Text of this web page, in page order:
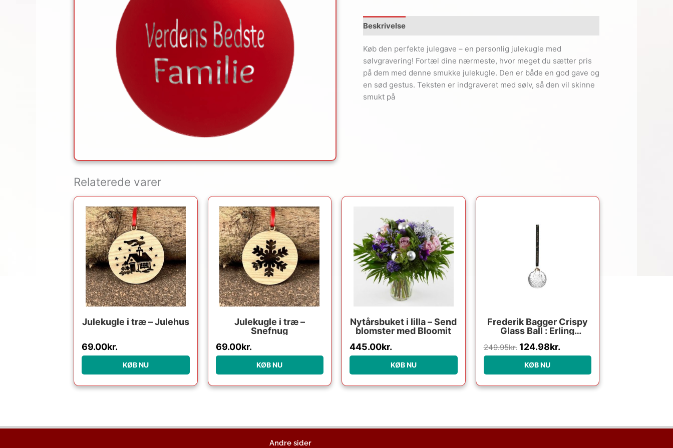
Beskrivelse
Køb den perfekte julegave – en personlig julekugle med
sølvgravering! Fortæl dine nærmeste, hvor meget du sætter pris
på dem med denne smukke julekugle. Den er både en god gave og
en sød gestus. Teksten er indgraveret med sølv, så den vil skinne
smukt på
Relaterede varer
Julekugle i træ – Julehus
69.00kr.
KØB NU
Julekugle i træ –
Snefnug
69.00kr.
KØB NU
Nytårsbuket i lilla – Send
blomster med Bloomit
445.00kr.
KØB NU
Frederik Bagger Crispy
Glass Ball : Erling
249.95kr.
249.95kr..
124.98kr.
KØB NU
Andre sider